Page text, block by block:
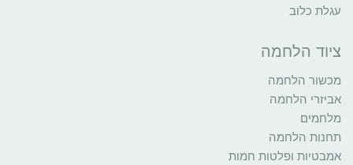
עגלת כלוב
ציוד הלחמה
מכשור הלחמה
אביזרי הלחמה
מלחמים
תחנות הלחמה
אמבטיות ופלטות חמות